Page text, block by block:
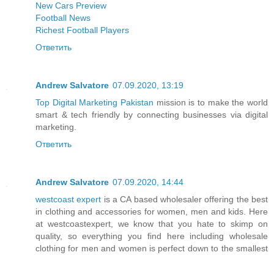
New Cars Preview
Football News
Richest Football Players
Ответить
Andrew Salvatore 07.09.2020, 13:19
Top Digital Marketing Pakistan mission is to make the world
smart & tech friendly by connecting businesses via digital
marketing.
Ответить
Andrew Salvatore 07.09.2020, 14:44
westcoast expert is a CA based wholesaler offering the best
in clothing and accessories for women, men and kids. Here
at westcoastexpert, we know that you hate to skimp on
quality, so everything you find here including wholesale
clothing for men and women is perfect down to the smallest